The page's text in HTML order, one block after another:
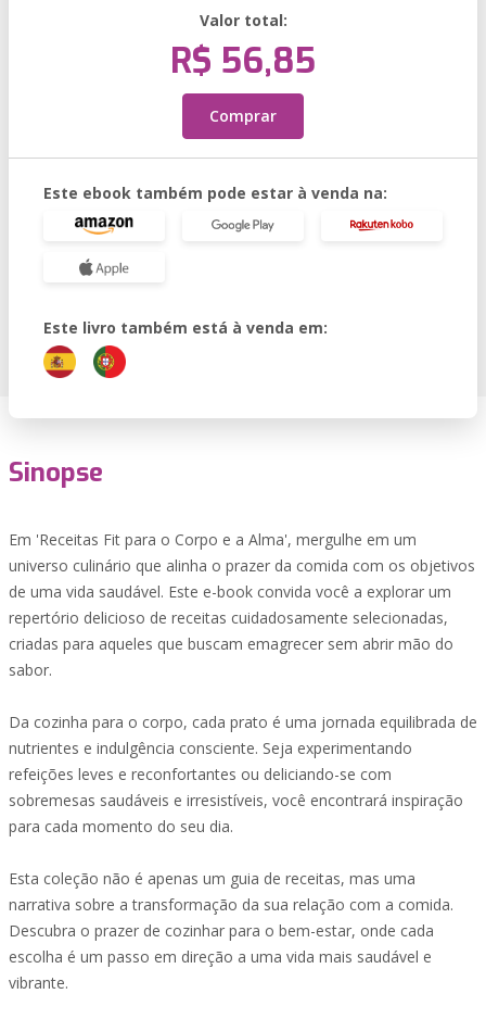
Valor total:
R$ 56,85
Comprar
Este ebook também pode estar à venda na:
Este livro também está à venda em:
Sinopse
Em 'Receitas Fit para o Corpo e a Alma', mergulhe em um
universo culinário que alinha o prazer da comida com os objetivos
de uma vida saudável. Este e-book convida você a explorar um
repertório delicioso de receitas cuidadosamente selecionadas,
criadas para aqueles que buscam emagrecer sem abrir mão do
sabor.
Da cozinha para o corpo, cada prato é uma jornada equilibrada de
nutrientes e indulgência consciente. Seja experimentando
refeições leves e reconfortantes ou deliciando-se com
sobremesas saudáveis e irresistíveis, você encontrará inspiração
para cada momento do seu dia.
Esta coleção não é apenas um guia de receitas, mas uma
narrativa sobre a transformação da sua relação com a comida.
Descubra o prazer de cozinhar para o bem-estar, onde cada
escolha é um passo em direção a uma vida mais saudável e
vibrante.